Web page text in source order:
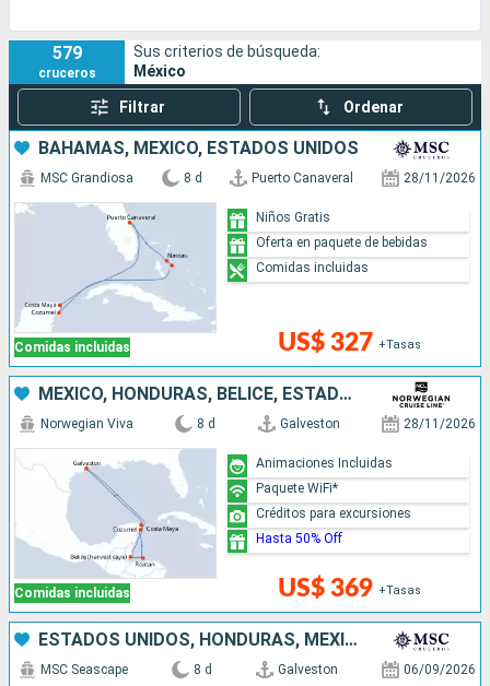
579
cruceros
Sus criterios de búsqueda:
México
Filtrar Ordenar
BAHAMAS, MÉXICO, ESTADOS UNIDOS
Comidas incluidas
MSC Grandiosa 8 d Puerto Canaveral 28/11/2026
US$ 327 +Tasas
Niños Gratis
Oferta en paquete de bebidas
Comidas incluidas
MÉXICO, HONDURAS, BELICE, ESTADOS UNIDOS
Comidas incluidas
Norwegian Viva 8 d Galveston 28/11/2026
US$ 369 +Tasas
Animaciones Incluidas
Paquete WiFi*
Créditos para excursiones
Hasta 50% Off
ESTADOS UNIDOS, HONDURAS, MÉXICO
MSC Seascape 8 d Galveston 06/09/2026